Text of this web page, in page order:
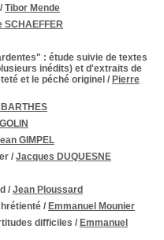
/ Tibor Mende
SCHAEFFER
: étude suivie de textes
inédits) et d'extraits de
et le péché originel / Pierre
GIMPEL
/ Jacques DUQUESNE
/ Jean Ploussard
/ Emmanuel Mounier
difficiles / Emmanuel